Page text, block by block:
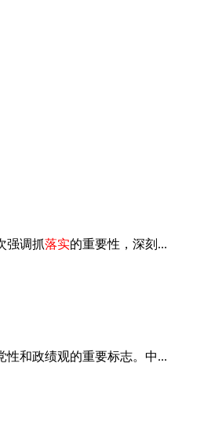
强调抓落实的重要性，深刻...
性和政绩观的重要标志。中...